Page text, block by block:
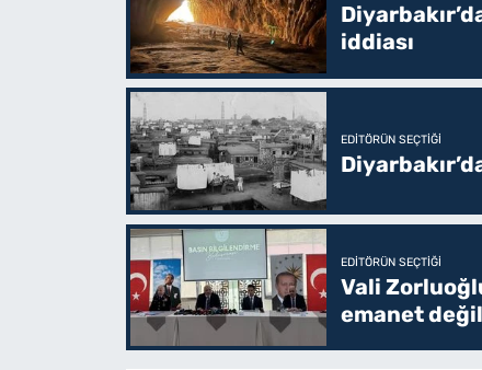
iddiası
EDITÖRÜN SEÇTIĞI
EDITÖRÜN SEÇTIĞI
Vali
emanet değil